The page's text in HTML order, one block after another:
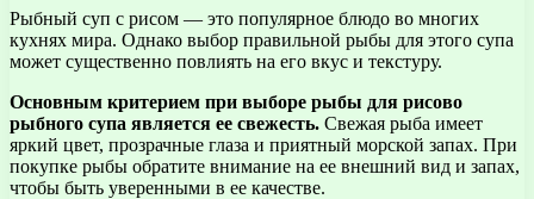
Рыбный суп с рисом — это популярное блюдо во многих
кухнях мира. Однако выбор правильной рыбы для этого супа
может существенно повлиять на его вкус и текстуру.
Основным критерием при выборе рыбы для рисово
рыбного супа является ее свежесть. Свежая рыба имеет
яркий цвет, прозрачные глаза и приятный морской запах. При
покупке рыбы обратите внимание на ее внешний вид и запах,
чтобы быть уверенными в ее качестве.